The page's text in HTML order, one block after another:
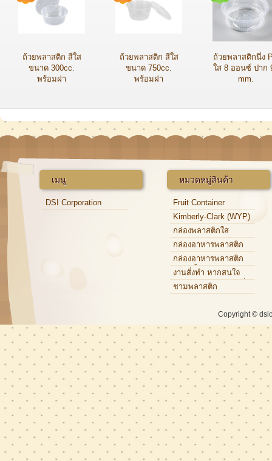
ถ้วยพลาสติก สีใส
ขนาด 300cc.
พร้อมฝา
ถ้วยพลาสติก สีใส
ขนาด 750cc.
พร้อมฝา
ถ้วยพลาสติกนึ่ง
ใส 8 ออนซ์ ปาก
mm.
เมนู
DSI Corporation
หมวดหมู่สินค้า
Fruit Container
Kimberly-Clark (WYP)
กล่องพลาสติกใส
กล่องอาหารพลาสติก
กล่องอาหารพลาสติก
แบบแข็ง
งานสั่งทำ หากสนใจ
กรุณาติดต่อเจ้าหน้าที่
ชามพลาสติก
Copyright ©